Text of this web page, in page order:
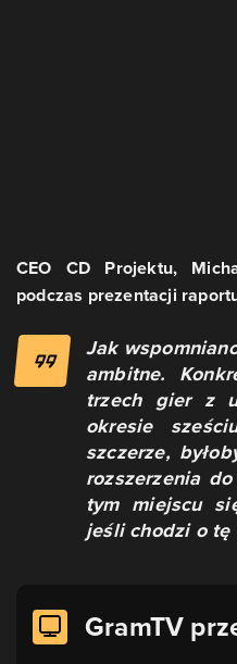
CEO CD Projektu,
podczas prezentacji
Jak
ambitne.
trzech gier z
okresie
szczerze,
rozszerzenia
tym miejscu
jeśli chodzi o
GramTV